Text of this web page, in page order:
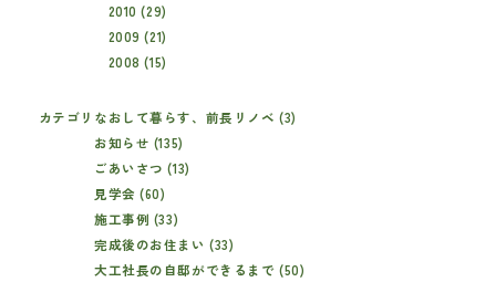
2010 (29)
2009 (21)
2008 (15)
カテゴリ なおして暮らす、前長リノベ (3)
お知らせ (135)
ごあいさつ (13)
見学会 (60)
施工事例 (33)
完成後のお住まい (33)
大工社長の自邸ができるまで (50)